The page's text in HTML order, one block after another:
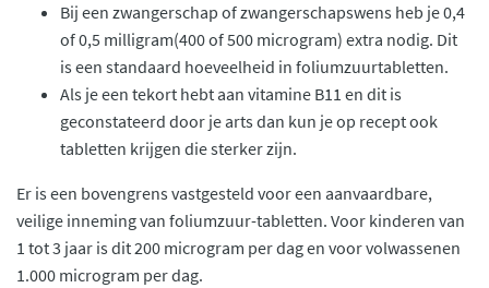
Bij een zwangerschap of zwangerschapswens heb je 0,4
of 0,5 milligram(400 of 500 microgram) extra nodig. Dit
is een standaard hoeveelheid in foliumzuurtabletten.
Als je een tekort hebt aan vitamine B11 en dit is
geconstateerd door je arts dan kun je op recept ook
tabletten krijgen die sterker zijn.
Er is een bovengrens vastgesteld voor een aanvaardbare,
veilige inneming van foliumzuur-tabletten. Voor kinderen van
1 tot 3 jaar is dit 200 microgram per dag en voor volwassenen
1.000 microgram per dag.